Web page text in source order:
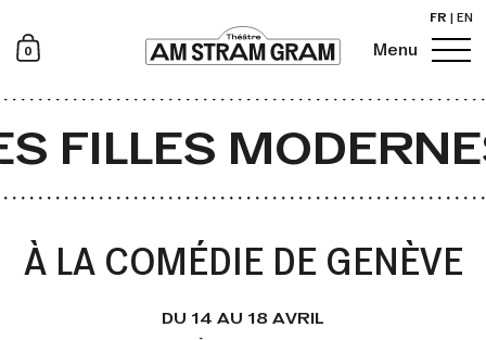
0 Newsletter Menu
FR EN
FILLES
À LA COMÉDIE DE GENÈVE
DU 14 AU 18 AVRIL